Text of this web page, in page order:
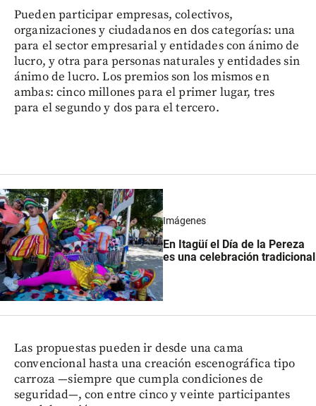
Pueden participar empresas, colectivos,
organizaciones y ciudadanos en dos categorías: una
para el sector empresarial y entidades con ánimo de
lucro, y otra para personas naturales y entidades sin
ánimo de lucro. Los premios son los mismos en
ambas: cinco millones para el primer lugar, tres
para el segundo y dos para el tercero.
Imágenes
En Itagüí el Día de la Pereza
es una celebración tradicional
Las propuestas pueden ir desde una cama
convencional hasta una creación escenográfica tipo
carroza —siempre que cumpla condiciones de
seguridad—, con entre cinco y veinte participantes